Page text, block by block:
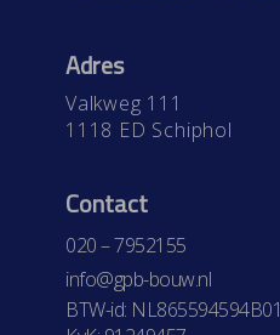
Adres
Valkweg 111
1118 ED Schiphol
Contact
020 – 7952155
info@gpb-bouw.nl
BTW-id: NL865594594B01